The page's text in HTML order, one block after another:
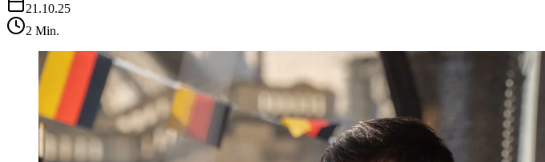
21.10.25
2 Min.